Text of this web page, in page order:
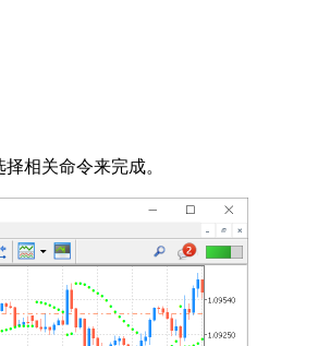
相关命令来完成。